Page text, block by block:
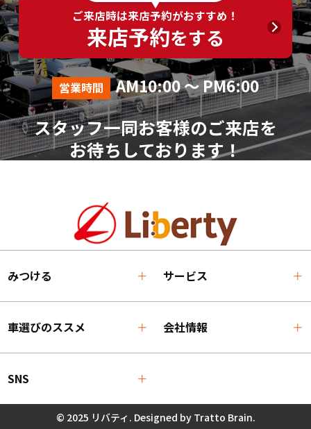
ご来店時は来店予約がおすすめ！
来店予約をする
営業時間 AM10:00 ～ PM6:00
スタッフ一同お客様のご来店を
お待ちしております！
みつける サービス
車選びのススメ 会社情報
SNS
© 2025 リバティ. Designed by Tratto Brain.